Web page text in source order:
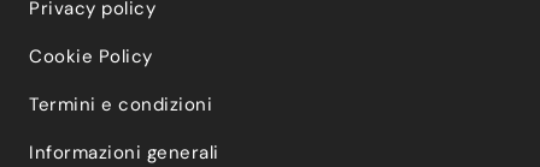
Privacy policy
Cookie Policy
Termini e condizioni
Informazioni generali